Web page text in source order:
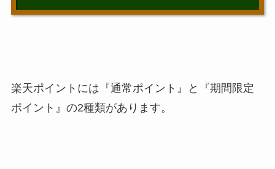
楽天ポイントには『通常ポイント』と『期間限定
ポイント』の2種類があります。